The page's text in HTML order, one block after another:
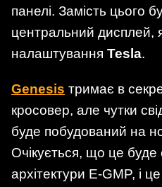
панелі. Замість цього
центральний дисплей,
налаштування Tesla.
Genesis тримає в
кросовер, але чутки
буде побудований на
Очікується, що це буде
архітектури E-GMP, і